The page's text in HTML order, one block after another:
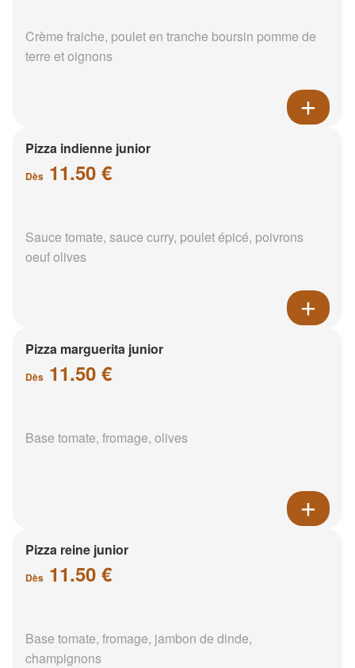
Crème fraiche, poulet en tranche boursin pomme de
terre et oignons
Pizza indienne junior
Dès 11.50 €
Sauce tomate, sauce curry, poulet épicé, poivrons
oeuf olives
Pizza marguerita junior
Dès 11.50 €
Base tomate, fromage, olives
Pizza reine junior
Dès 11.50 €
Base tomate, fromage, jambon de dinde,
champignons